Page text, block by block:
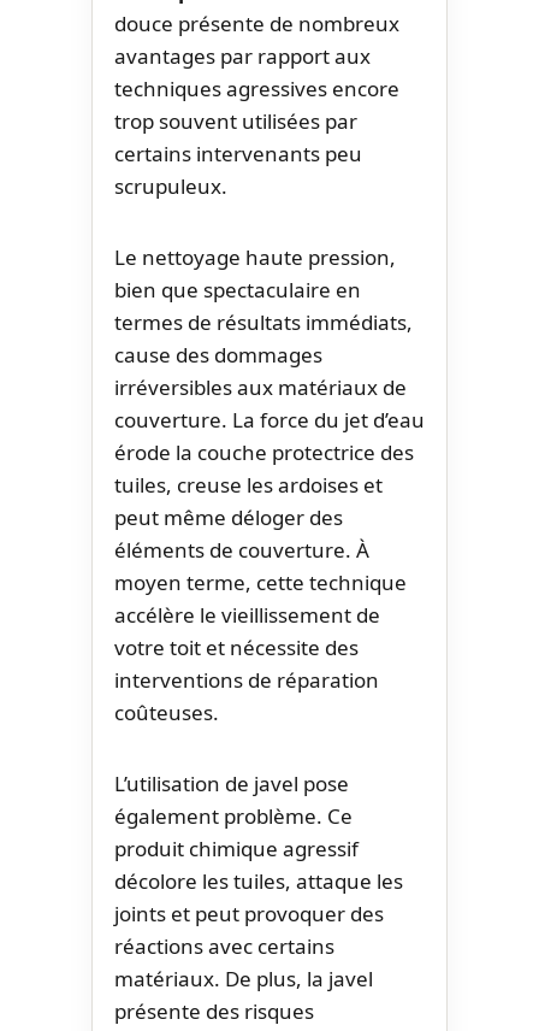
douce présente de nombreux
avantages par rapport aux
techniques agressives encore
trop souvent utilisées par
certains intervenants peu
scrupuleux.
Le nettoyage haute pression,
bien que spectaculaire en
termes de résultats immédiats,
cause des dommages
irréversibles aux matériaux de
couverture. La force du jet d’eau
érode la couche protectrice des
tuiles, creuse les ardoises et
peut même déloger des
éléments de couverture. À
moyen terme, cette technique
accélère le vieillissement de
votre toit et nécessite des
interventions de réparation
coûteuses.
L’utilisation de javel pose
également problème. Ce
produit chimique agressif
décolore les tuiles, attaque les
joints et peut provoquer des
réactions avec certains
matériaux. De plus, la javel
présente des risques